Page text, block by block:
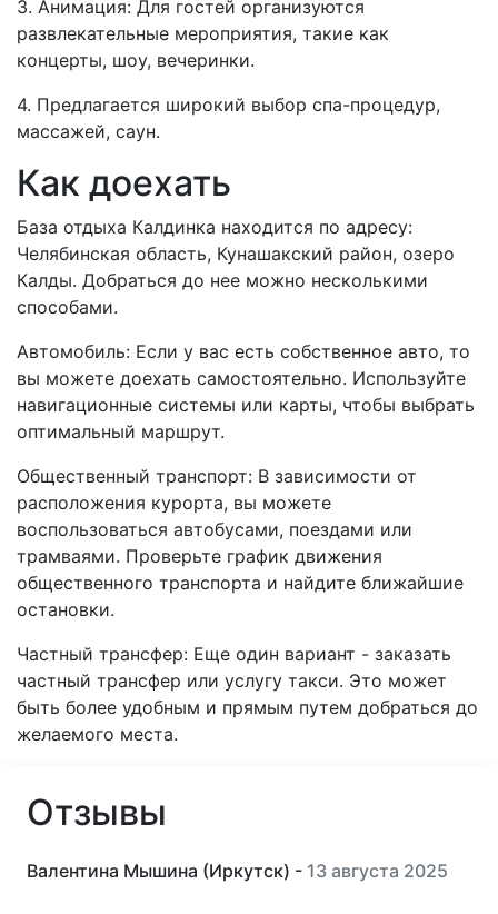
3. Анимация: Для гостей организуются
развлекательные мероприятия, такие как
концерты, шоу, вечеринки.
4. Предлагается широкий выбор спа-процедур,
массажей, саун.
Как доехать
База отдыха Калдинка находится по адресу:
Челябинская область, Кунашакский район, озеро
Калды. Добраться до нее можно несколькими
способами.
Автомобиль: Если у вас есть собственное авто, то
вы можете доехать самостоятельно. Используйте
навигационные системы или карты, чтобы выбрать
оптимальный маршрут.
Общественный транспорт: В зависимости от
расположения курорта, вы можете
воспользоваться автобусами, поездами или
трамваями. Проверьте график движения
общественного транспорта и найдите ближайшие
остановки.
Частный трансфер: Еще один вариант - заказать
частный трансфер или услугу такси. Это может
быть более удобным и прямым путем добраться до
желаемого места.
Отзывы
Валентина Мышина (Иркутск) - 13 августа 2025